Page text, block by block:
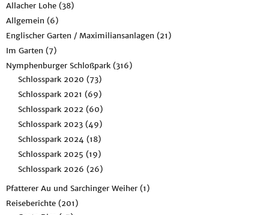
Allacher Lohe (38)
Allgemein (6)
Englischer Garten / Maximiliansanlagen (21)
Im Garten (7)
Nymphenburger Schloßpark (316)
Schlosspark 2020 (73)
Schlosspark 2021 (69)
Schlosspark 2022 (60)
Schlosspark 2023 (49)
Schlosspark 2024 (18)
Schlosspark 2025 (19)
Schlosspark 2026 (26)
Pfatterer Au und Sarchinger Weiher (1)
Reiseberichte (201)